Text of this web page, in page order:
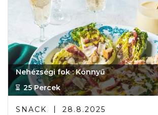
Nehézségi fok : Könnyű
25 Percek
SNACK 28.8.2025